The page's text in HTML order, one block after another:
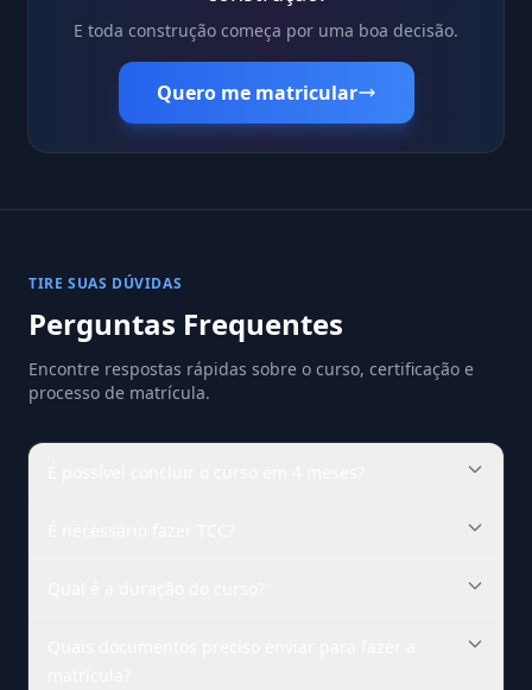
E toda construção começa por uma boa decisão.
Quero me matricular
TIRE SUAS DÚVIDAS
Perguntas Frequentes
Encontre respostas rápidas sobre o curso, certificação e
processo de matrícula.